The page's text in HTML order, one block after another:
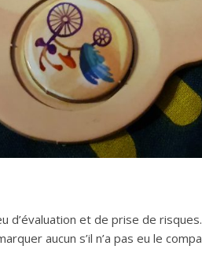
et de prise de
aucun s’il n’a pas eu le